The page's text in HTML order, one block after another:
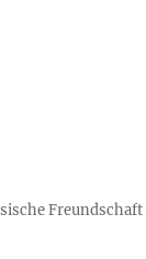
Freundschaft